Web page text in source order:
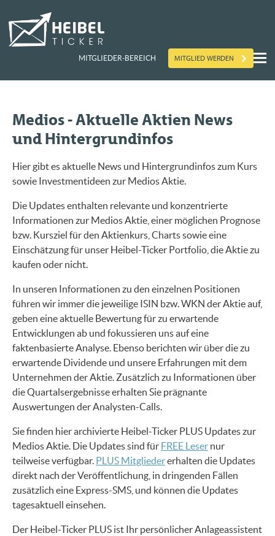
MITGLIEDER-BEREICH MITGLIED WERDEN
Medios - Aktuelle Aktien News
und Hintergrundinfos
Hier gibt es aktuelle News und Hintergrundinfos zum Kurs
sowie Investmentideen zur Medios Aktie.
Die Updates enthalten relevante und konzentrierte
Informationen zur Medios Aktie, einer möglichen Prognose
bzw. Kursziel für den Aktienkurs, Charts sowie eine
Einschätzung für unser Heibel-Ticker Portfolio, die Aktie zu
kaufen oder nicht.
In unseren Informationen zu den einzelnen Positionen
führen wir immer die jeweilige ISIN bzw. WKN der Aktie auf,
geben eine aktuelle Bewertung für zu erwartende
Entwicklungen ab und fokussieren uns auf eine
faktenbasierte Analyse. Ebenso berichten wir über die zu
erwartende Dividende und unsere Erfahrungen mit dem
Unternehmen der Aktie. Zusätzlich zu Informationen über
die Quartalsergebnisse erhalten Sie prägnante
Auswertungen der Analysten-Calls.
Sie finden hier archivierte Heibel-Ticker PLUS Updates zur
Medios Aktie. Die Updates sind für FREE Leser nur
teilweise verfügbar. PLUS Mitgliedererhalten die Updates
direkt nach der Veröffentlichung, in dringenden Fällen
zusätzlich eine Express-SMS, und können die Updates
tagesaktuell einsehen.
Der Heibel-Ticker PLUS ist Ihr persönlicher Anlageassistent